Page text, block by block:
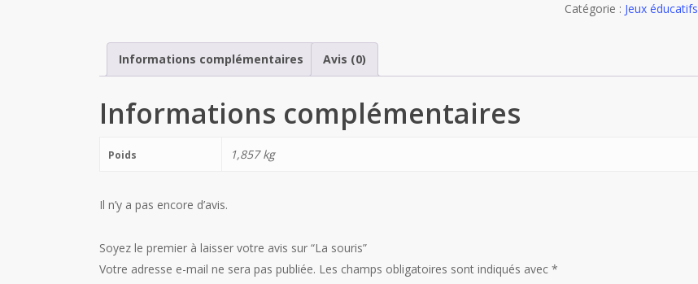
souris
Catégorie : Jeux éducatifs
Informations complémentaires Avis (0)
Informations complémentaires
Poids 1,857 kg
Il n’y a pas encore d’avis.
Soyez le premier à laisser votre avis sur “La souris”
Votre adresse e-mail ne sera pas publiée. Les champs obligatoires sont indiqués avec *